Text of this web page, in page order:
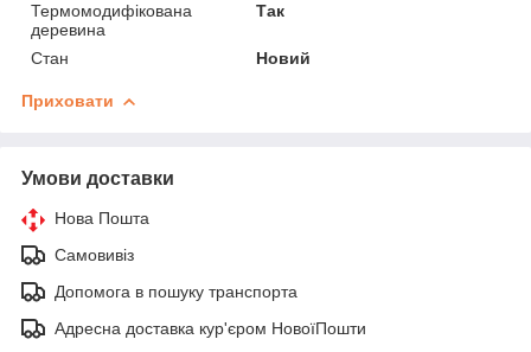
Термомодифікована
деревина
Так
Стан Новий
Приховати
Умови доставки
Нова Пошта
Самовивіз
Допомога в пошуку транспорта
Адресна доставка кур'єром НовоїПошти